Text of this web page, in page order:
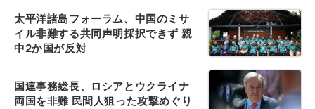
太平洋諸島フォーラム、中国のミサ
イル非難する共同声明採択できず 親
中2か国が反対
国連事務総長、ロシアとウクライナ
両国を非難 民間人狙った攻撃めぐり